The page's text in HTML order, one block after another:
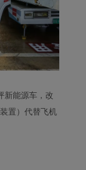
新能源车，改
置）代替飞机